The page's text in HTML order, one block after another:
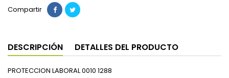
Compartir
DESCRIPCIÓN DETALLES DEL PRODUCTO
PROTECCION LABORAL 0010 1288